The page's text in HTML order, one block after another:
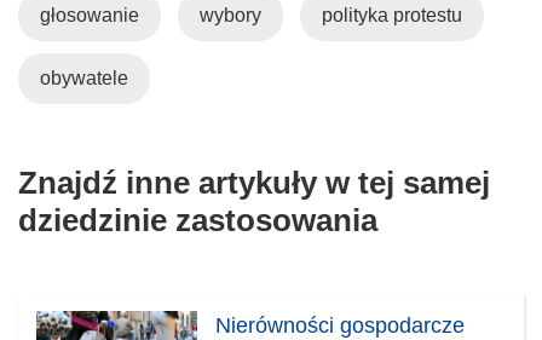
głosowanie wybory polityka protestu
obywatele
Znajdź inne artykuły w tej samej
dziedzinie zastosowania
Nierówności gospodarcze